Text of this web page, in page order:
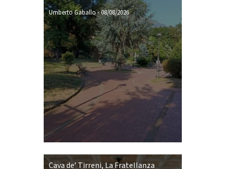
Umberto Gaballo-08/08/2026
Cava de’ Tirreni, La Fratellanza